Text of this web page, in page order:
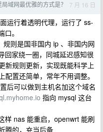
域网最优雅的方式是？ 7 月 16 日
运行着透明代理，运行了 ss-
。
则是国非国内 ip 、非国内网
回家绕一圈，同城延迟感知很
新规则更新，实现既能科学上
置还简单，常年不用调整。
后可以做到主机名加这个域名
指向 mysql 这台
样 nas 能重启，openwrt 能刷
腾的，充当后备